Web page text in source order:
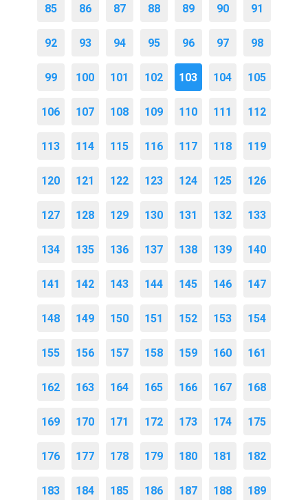
85 86 87 88 89 90 91
92 93 94 95 96 97 98
99 100 101 102 103 104 105
106 107 108 109 110 111 112
113 114 115 116 117 118 119
120 121 122 123 124 125 126
127 128 129 130 131 132 133
134 135 136 137 138 139 140
141 142 143 144 145 146 147
148 149 150 151 152 153 154
155 156 157 158 159 160 161
162 163 164 165 166 167 168
169 170 171 172 173 174 175
176 177 178 179 180 181 182
183 184 185 186 187 188 189